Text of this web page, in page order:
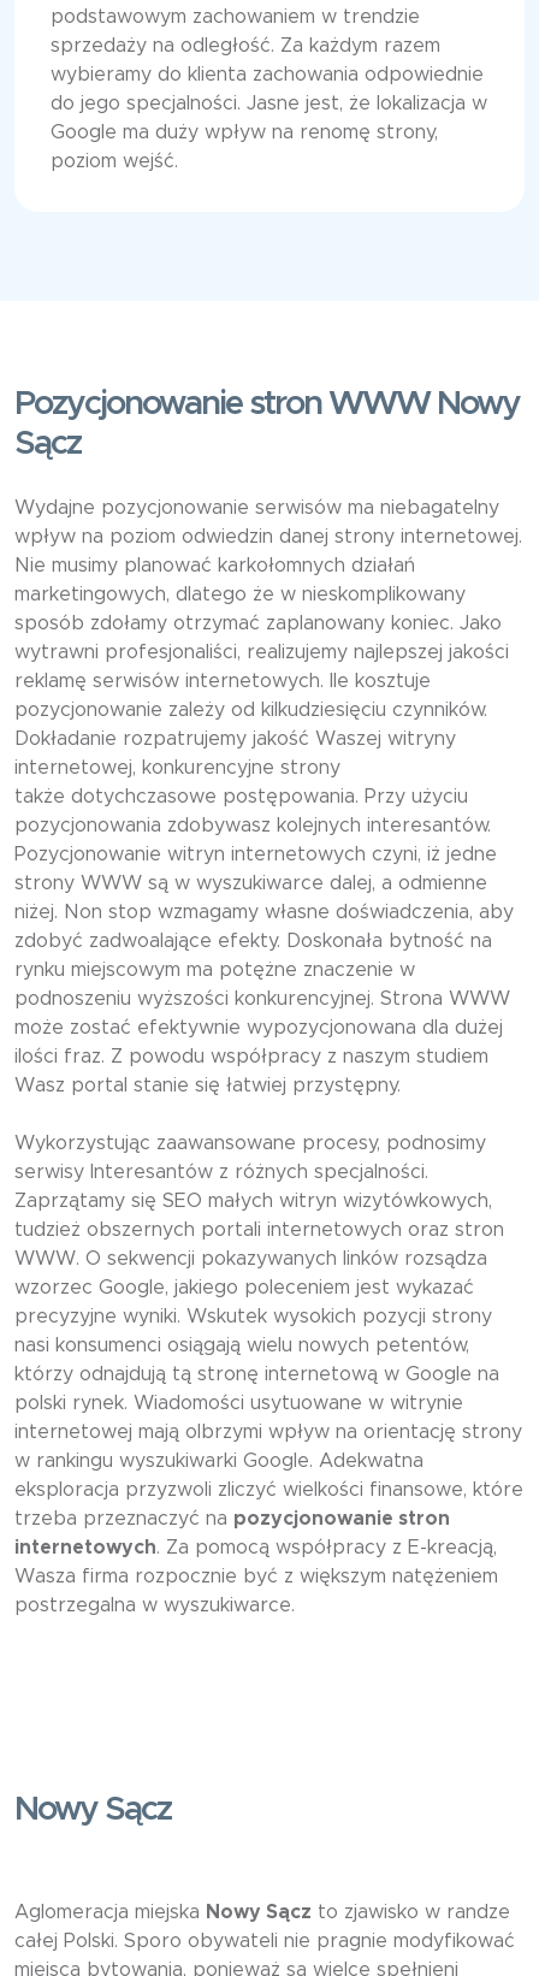
podstawowym zachowaniem w trendzie
sprzedaży na odległość. Za każdym razem
wybieramy do klienta zachowania odpowiednie
do jego specjalności. Jasne jest, że lokalizacja w
Google ma duży wpływ na renomę strony,
poziom wejść.
Pozycjonowanie stron WWW Nowy
Sącz
Wydajne pozycjonowanie serwisów ma niebagatelny
wpływ na poziom odwiedzin danej strony internetowej.
Nie musimy planować karkołomnych działań
marketingowych, dlatego że w nieskomplikowany
sposób zdołamy otrzymać zaplanowany koniec. Jako
wytrawni profesjonaliści, realizujemy najlepszej jakości
reklamę serwisów internetowych. Ile kosztuje
pozycjonowanie zależy od kilkudziesięciu czynników.
Dokładanie rozpatrujemy jakość Waszej witryny
internetowej, konkurencyjne strony
także dotychczasowe postępowania. Przy użyciu
pozycjonowania zdobywasz kolejnych interesantów.
Pozycjonowanie witryn internetowych czyni, iż jedne
strony WWW są w wyszukiwarce dalej, a odmienne
niżej. Non stop wzmagamy własne doświadczenia, aby
zdobyć zadwoalające efekty. Doskonała bytność na
rynku miejscowym ma potężne znaczenie w
podnoszeniu wyższości konkurencyjnej. Strona WWW
może zostać efektywnie wypozycjonowana dla dużej
ilości fraz. Z powodu współpracy z naszym studiem
Wasz portal stanie się łatwiej przystępny.
Wykorzystując zaawansowane procesy, podnosimy
serwisy Interesantów z różnych specjalności.
Zaprzątamy się SEO małych witryn wizytówkowych,
tudzież obszernych portali internetowych oraz stron
WWW. O sekwencji pokazywanych linków rozsądza
wzorzec Google, jakiego poleceniem jest wykazać
precyzyjne wyniki. Wskutek wysokich pozycji strony
nasi konsumenci osiągają wielu nowych petentów,
którzy odnajdują tą stronę internetową w Google na
polski rynek. Wiadomości usytuowane w witrynie
internetowej mają olbrzymi wpływ na orientację strony
w rankingu wyszukiwarki Google. Adekwatna
eksploracja przyzwoli zliczyć wielkości finansowe, które
trzeba przeznaczyć na pozycjonowanie stron
internetowych. Za pomocą współpracy z E-kreacją,
Wasza firma rozpocznie być z większym natężeniem
postrzegalna w wyszukiwarce.
Nowy Sącz
Aglomeracja miejska Nowy Sącz to zjawisko w randze
całej Polski. Sporo obywateli nie pragnie modyfikować
miejsca bytowania, ponieważ są wielce spełnieni